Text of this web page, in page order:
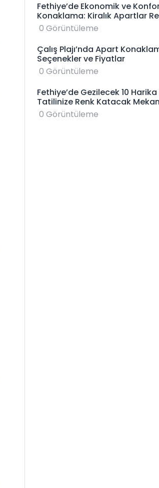
Fethiye’de Ekonomik ve
Konaklama: Kiralık Apartlar
0 Görüntüleme
Çalış Plajı’nda Apart
Seçenekler ve Fiyatlar
0 Görüntüleme
Fethiye’de Gezilecek 10 Harika
Tatilinize Renk Katacak
0 Görüntüleme